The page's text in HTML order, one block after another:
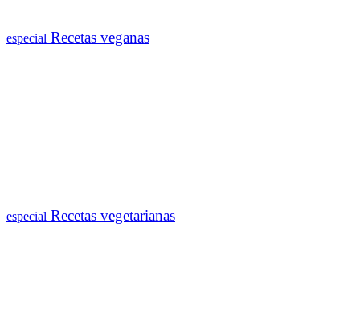
especial Recetas veganas
especial Recetas vegetarianas